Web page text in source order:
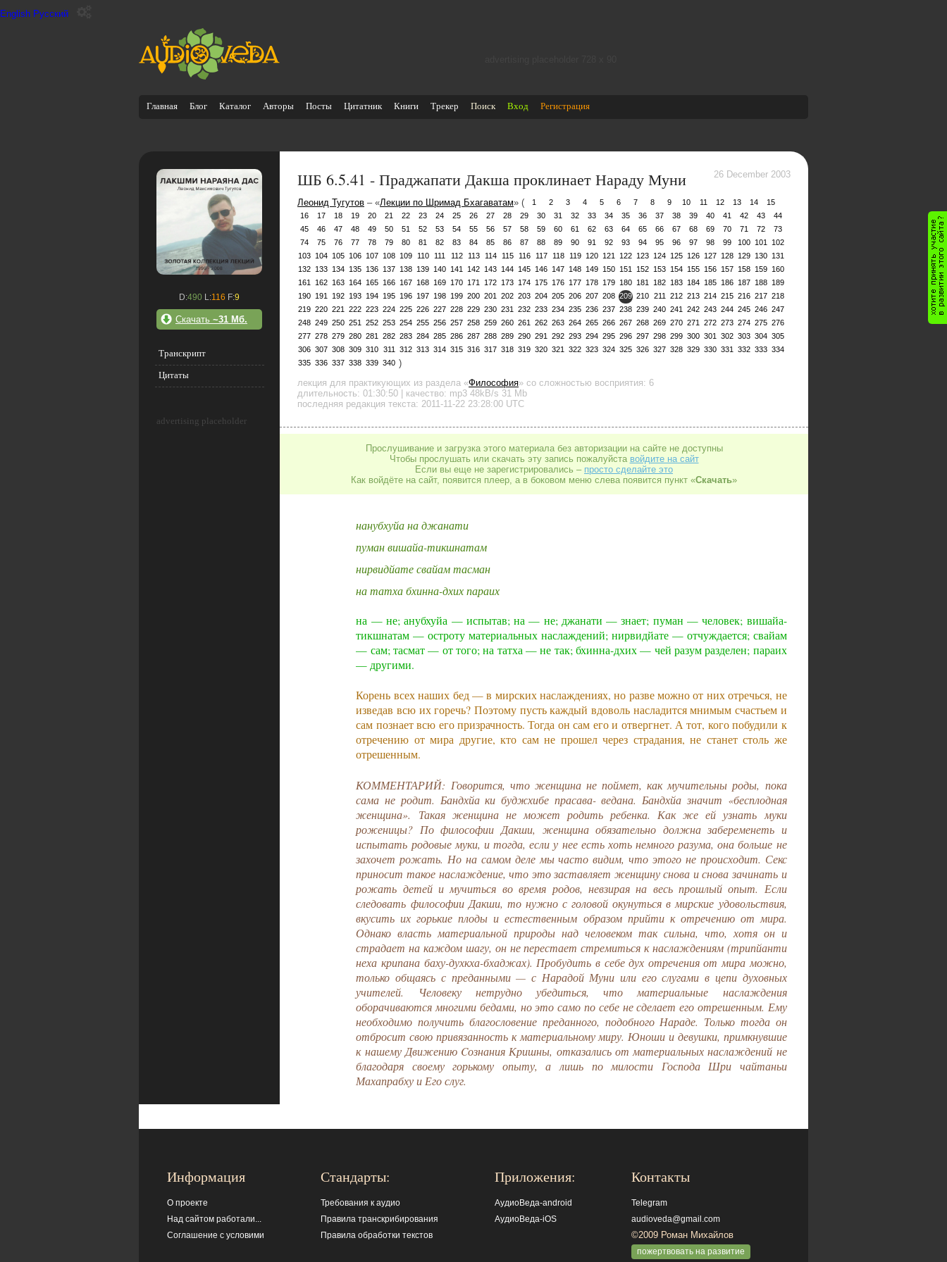
English Русский
Главная Блог Каталог Авторы Посты Цитатник Книги Трекер Поиск Вход Регистрация
D:490 L:116 F:9
Скачать ~31 Мб.
Транскрипт
Цитаты
advertising placeholder
ШБ 6.5.41 - Праджапати Дакша проклинает Нараду Муни 26 December 2003
Леонид Тугутов – «Лекции по Шримад Бхагаватам» ( 1 2 3 4 5 6 7 8 9 10 11 12 13 14
15
16
17 18 19 20 21 22 23 24 25 26 27 28 29 30 31 32 33 34 35 36 37 38 39 40 41 42 43
44
45
46 47 48 49 50 51 52 53 54 55 56 57 58 59 60 61 62 63 64 65 66 67 68 69 70 71 72
73
74
75 76 77 78 79 80 81 82 83 84 85 86 87 88 89 90 91 92 93 94 95 96 97 98 99 100 101
102
103 104 105 106 107 108 109 110 111 112 113 114 115 116 117 118 119 120 121 122 123 124 125 126 127 128 129 130 131
132 133 134 135 136 137 138 139 140 141 142 143 144 145 146 147 148 149 150 151 152 153 154 155 156 157 158 159 160
161
162 163 164 165 166 167 168 169 170 171 172 173 174 175 176 177 178 179 180 181 182 183 184 185 186 187 188 189
190 191 192 193 194 195 196 197 198 199 200 201 202 203 204 205 206 207 208 209 210 211 212 213 214 215 216 217 218
219 220 221 222 223 224 225 226 227 228 229 230 231 232 233 234 235 236 237 238 239 240 241 242 243 244 245 246 247
248 249 250 251 252 253 254 255 256 257 258 259 260 261 262 263 264 265 266 267 268 269 270 271 272 273 274 275 276
277 278 279 280 281 282 283 284 285 286 287 288 289 290 291 292 293 294 295 296 297 298 299 300 301 302 303 304 305
306 307 308 309 310 311 312 313 314 315 316 317 318 319 320 321 322 323 324 325 326 327 328 329 330 331 332 333 334
335 336 337 338 339 340 )
лекция для практикующих из раздела «Философия» со сложностью восприятия: 6
длительность: 01:30:50 | качество: mp3 48kB/s 31 Mb
последняя редакция текста: 2011-11-22 23:28:00 UTC
Прослушивание и загрузка этого материала без авторизации на сайте не доступны
Чтобы прослушать или скачать эту запись пожалуйста войдите на сайт
Если вы еще не зарегистрировались – просто сделайте это
Как войдёте на сайт, появится плеер, а в боковом меню слева появится пункт «Скачать»
нанубхуйа на джанати
пуман вишайа-тикшнатам
нирвидйате свайам тасман
на татха бхинна-дхих параих
на — не; анубхуйа — испытав; на — не; джанати — знает; пуман — человек; вишайа-
тикшнатам — остроту материальных наслаждений; нирвидйате — отчуждается; свайам
— сам; тасмат — от того; на татха — не так; бхинна-дхих — чей разум разделен; параих
— другими.
Корень всех наших бед — в мирских наслаждениях, но разве можно от них отречься, не
изведав всю их горечь? Поэтому пусть каждый вдоволь насладится мнимым счастьем и
сам познает всю его призрачность. Тогда он сам его и отвергнет. А тот, кого побудили к
отречению от мира другие, кто сам не прошел через страдания, не станет столь же
отрешенным.
КОММЕНТАРИЙ: Говорится, что женщина не поймет, как мучительны роды, пока
сама не родит. Бандхйа ки буджхибе прасава- ведана. Бандхйа значит «бесплодная
женщина». Такая женщина не может родить ребенка. Как же ей узнать муки
роженицы? По философии Дакши, женщина обязательно должна забеременеть и
испытать родовые муки, и тогда, если у нее есть хоть немного разума, она больше не
захочет рожать. Но на самом деле мы часто видим, что этого не происходит. Секс
приносит такое наслаждение, что это заставляет женщину снова и снова зачинать и
рожать детей и мучиться во время родов, невзирая на весь прошлый опыт. Если
следовать философии Дакши, то нужно с головой окунуться в мирские удовольствия,
вкусить их горькие плоды и естественным образом прийти к отречению от мира.
Однако власть материальной природы над человеком так сильна, что, хотя он и
страдает на каждом шагу, он не перестает стремиться к наслаждениям (трипйанти
неха крипана баху-духкха-бхаджах). Пробудить в себе дух отречения от мира можно,
только общаясь с преданными — с Нарадой Муни или его слугами в цепи духовных
учителей. Человеку нетрудно убедиться, что материальные наслаждения
оборачиваются многими бедами, но это само по себе не сделает его отрешенным. Ему
необходимо получить благословение преданного, подобного Нараде. Только тогда он
отбросит свою привязанность к материальному миру. Юноши и девушки, примкнувшие
к нашему Движению Cознания Кришны, отказались от материальных наслаждений не
благодаря своему горькому опыту, а лишь по милости Господа Шри чайтаньи
Махапрабху и Его слуг.
Информация
О проекте
Над сайтом работали...
Соглашение с условими
Стандарты:
Требования к аудио
Правила транскрибирования
Правила обработки текстов
Приложения:
АудиоВеда-android
АудиоВеда-iOS
Контакты
Telegram
audioveda@gmail.com
©2009 Роман Михайлов
пожертвовать на развитие